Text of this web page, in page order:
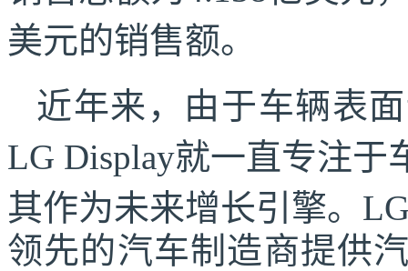
美元的销售额。
近年来，由于车辆表
LG Display就一直专注
其作为未来增长引擎。
领先的汽车制造商提供